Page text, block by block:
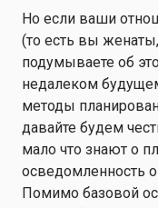
Но если ваши
(то есть вы
подумываете об
недалеком
методы
давайте будем
мало что знают о
осведомленность
Помимо базовой